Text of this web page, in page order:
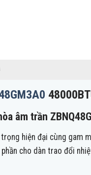
âm trần
hiện đại cùng gam
cho dàn trao đổi